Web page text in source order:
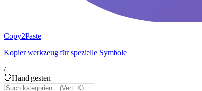
Copy2Paste
Kopier werkzeug für spezielle Symbole
/
👋Hand gesten